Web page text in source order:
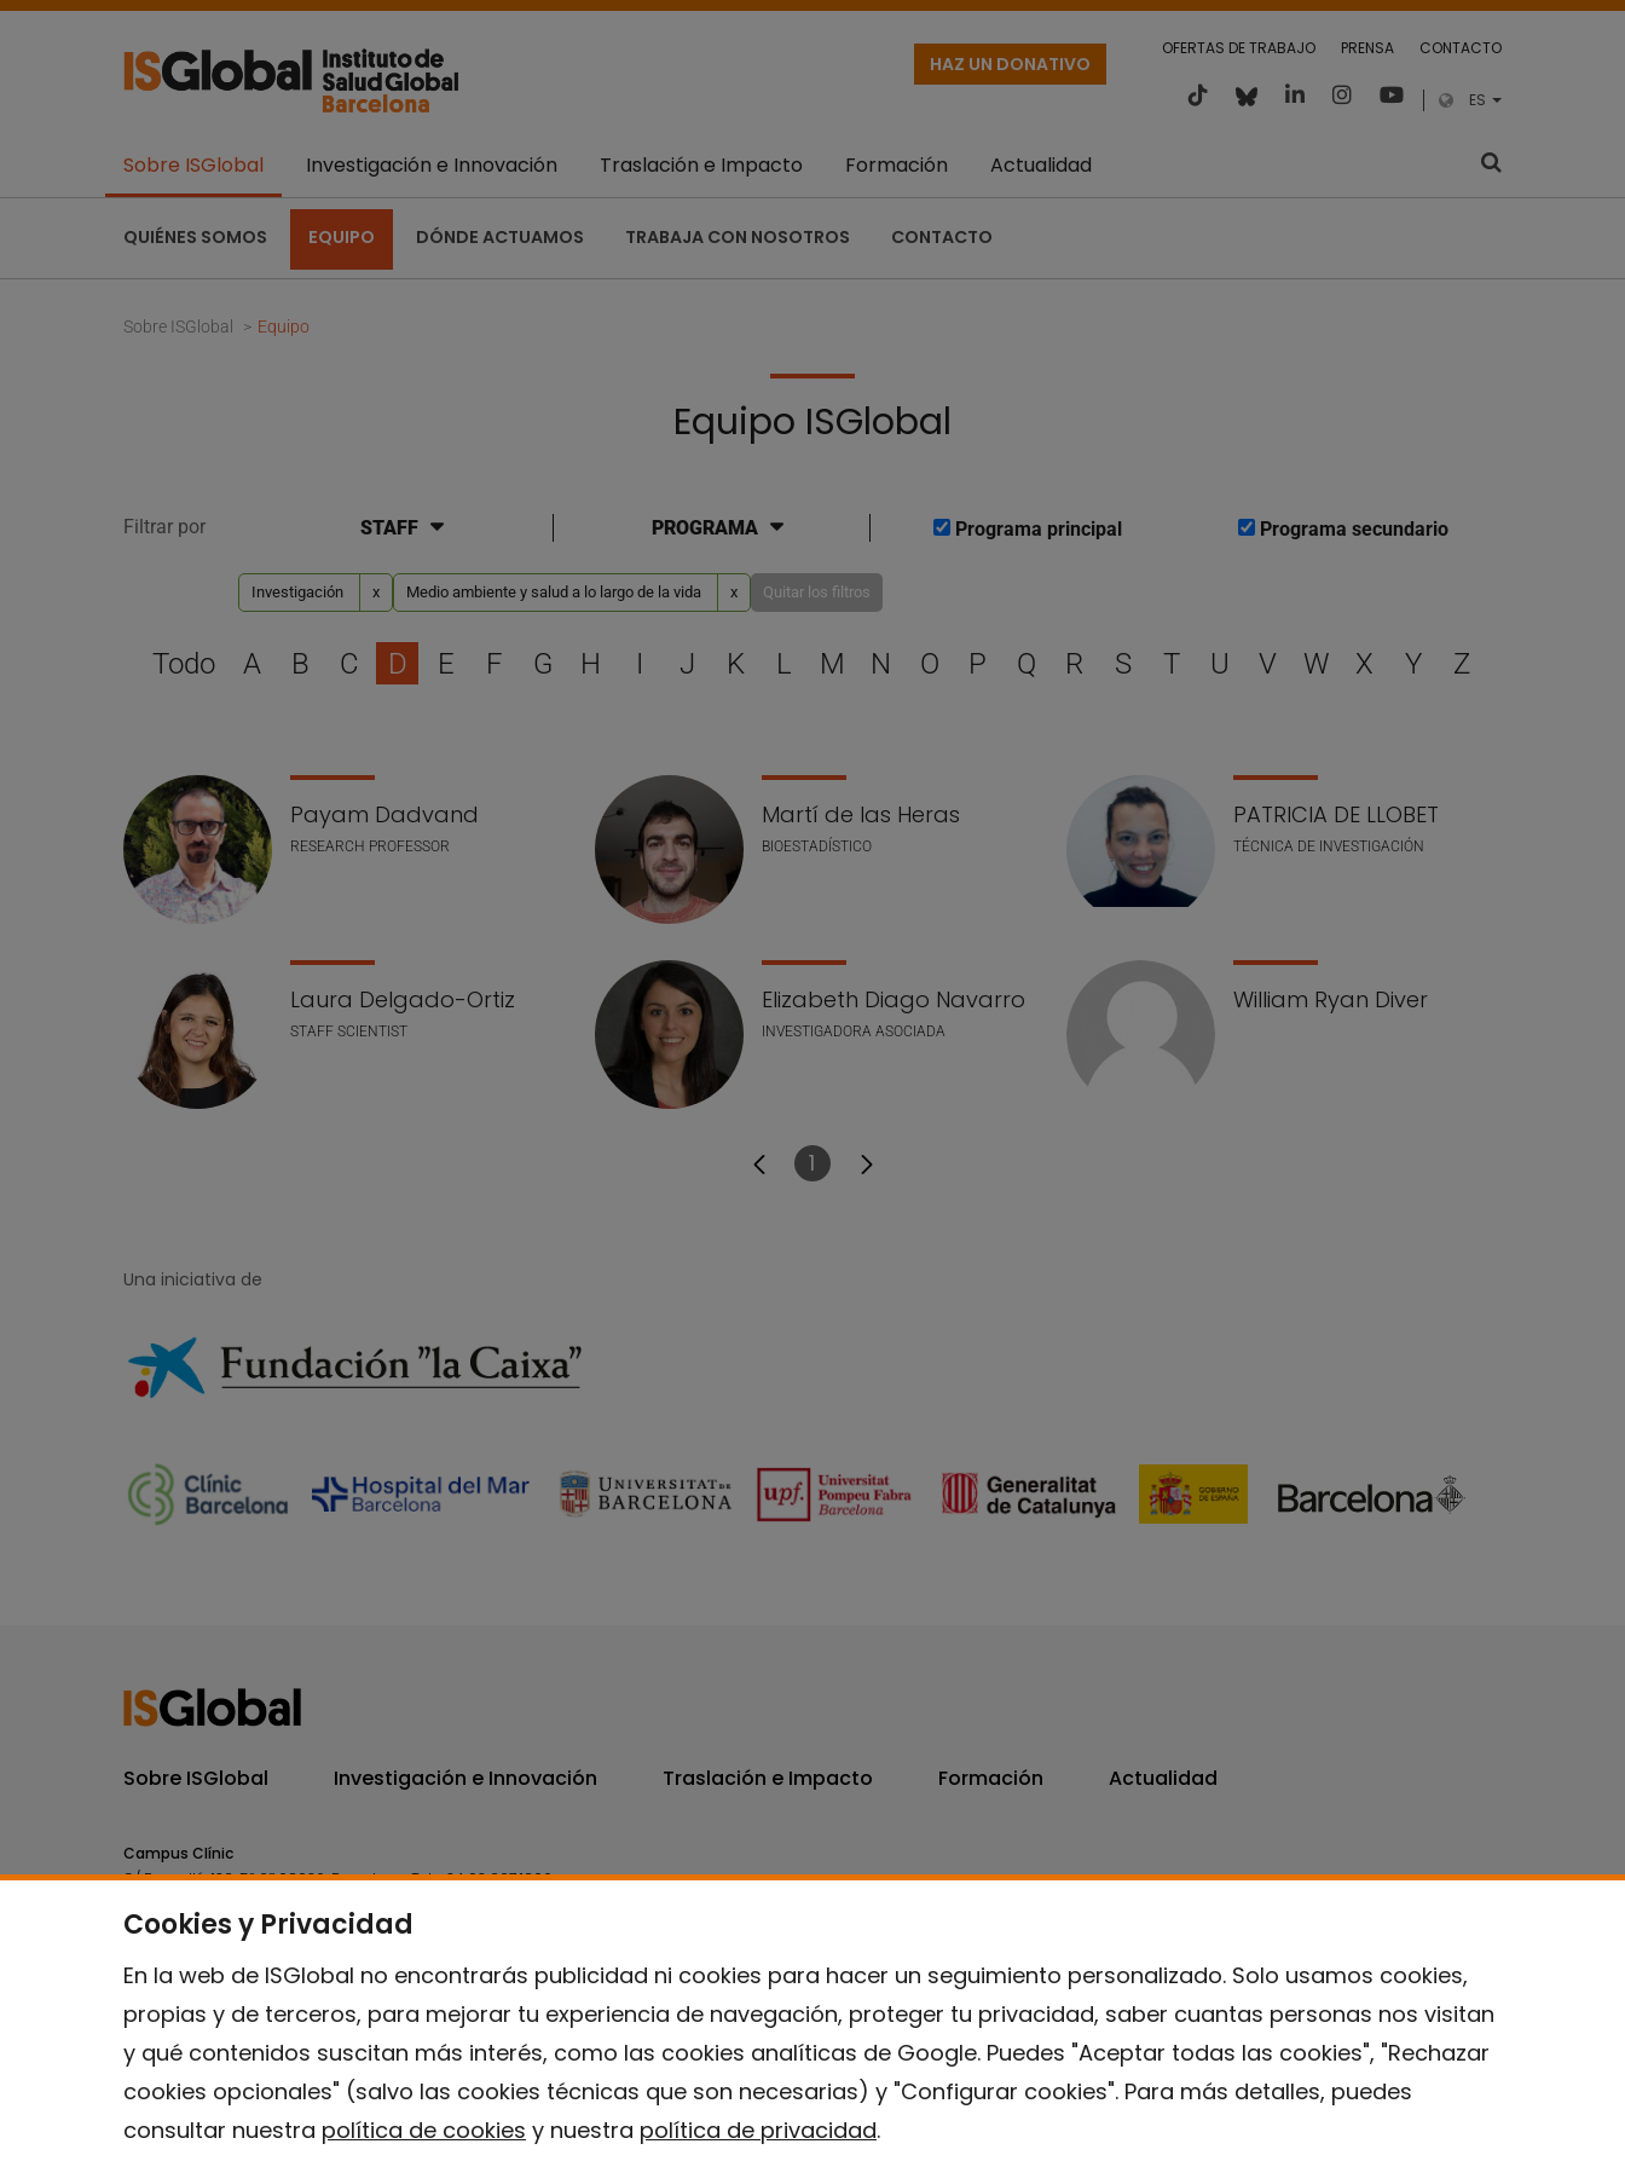
OFERTAS DE TRABAJO PRENSA CONTACTO
ES
HAZ UN DONATIVO
Sobre ISGlobal
QUIÉNES SOMOS EQUIPO DÓNDE ACTUAMOS TRABAJA CON NOSOTROS CONTACTO
Investigación e Innovación Traslación e Impacto Formación Actualidad
Sobre ISGlobal Equipo
Equipo ISGlobal
Filtrar por STAFF PROGRAMA Programa principal Programa secundario
Investigación x Medio ambiente y salud a lo largo de la vida x Quitar los filtros
Selecciona una letra para filtrar
Todo A B C D E F G H I J K L M N O P Q R S T U V W X Y Z
Lista de personal
Payam Dadvand
RESEARCH PROFESSOR
Martí de las Heras
BIOESTADÍSTICO
PATRICIA DE LLOBET
TÉCNICA DE INVESTIGACIÓN
Laura Delgado-Ortiz
STAFF SCIENTIST
Elizabeth Diago Navarro
INVESTIGADORA ASOCIADA
William Ryan Diver
Página
1
Cookies y Privacidad
En la web de ISGlobal no encontrarás publicidad ni cookies para hacer un seguimiento personalizado. Solo usamos cookies,
propias y de terceros, para mejorar tu experiencia de navegación, proteger tu privacidad, saber cuantas personas nos visitan
y qué contenidos suscitan más interés, como las cookies analíticas de Google. Puedes "Aceptar todas las cookies", "Rechazar
cookies opcionales" (salvo las cookies técnicas que son necesarias) y "Configurar cookies". Para más detalles, puedes
consultar nuestra política de cookies y nuestra política de privacidad.
Una iniciativa de
Sobre ISGlobal Investigación e Innovación Traslación e Impacto Formación Actualidad
Campus Clínic
C/ Rosselló, 132, 5º 2ª 08036.Barcelona.Tel.+34 93 227 1806
Campus Mar
C/ Doctor Aiguader, 88. 08003.
Contacto
Aviso legal Política de privacidad Política de Cookies